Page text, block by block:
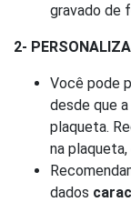
gravado de
2-
Você pode
desde que
plaqueta.
na
dados